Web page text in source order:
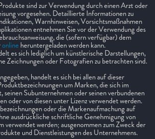
sind zur Verwendung durch einen Arzt oder
vorgesehen. Detaillierte Informationen zu
Warnhinweisen, Vorsichtsmaßnahmen
entnehmen Sie vor der Verwendung des
die (sofern verfügbar) dem
onlineheruntergeladen werden kann.
es sich lediglich um künstlerische Darstellungen,
Zeichnungen oder Fotografien zu betrachten sind.
handelt es sich bei allen auf dieser
um Marken, die sich im
Subunternehmen oder seinen verbundenen
oder von diesen unter Lizenz verwendet werden.
oder die Markenaufmachung auf
ausdrückliche schriftliche Genehmigung von
werden; ausgenommen zum Zweck der
und Dienstleistungen des Unternehmens.